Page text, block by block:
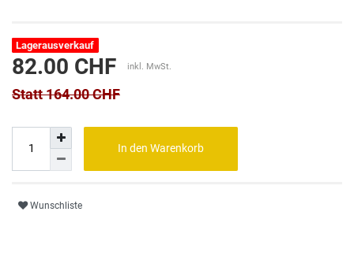
Lagerausverkauf
Statt 164.00 CHF
82.00 CHF inkl. MwSt.
In den Warenkorb
Wunschliste